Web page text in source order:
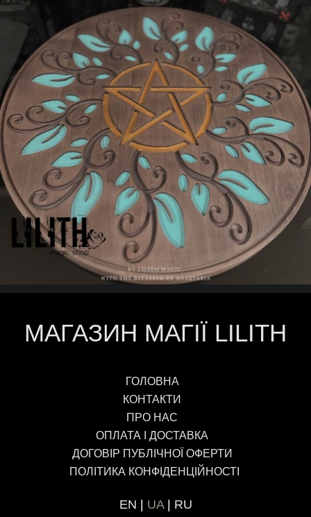
МАГАЗИН МАГІЇ LILITH
ГОЛОВНА
КОНТАКТИ
ПРО НАС
ОПЛАТА І ДОСТАВКА
ДОГОВІР ПУБЛІЧНОЇ ОФЕРТИ
ПОЛІТИКА КОНФІДЕНЦІЙНОСТІ
EN UA RU